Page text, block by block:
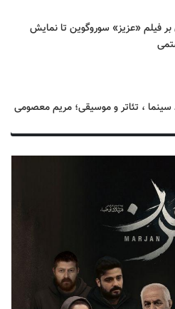
فیلم «عزیز» سوروگوین تا نمایش